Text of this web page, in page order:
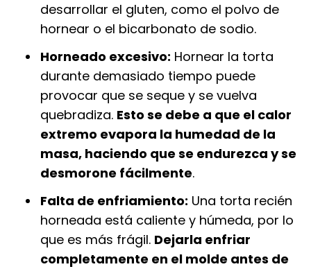
desarrollar el gluten, como el polvo de
hornear o el bicarbonato de sodio.
Horneado excesivo: Hornear la torta
durante demasiado tiempo puede
provocar que se seque y se vuelva
quebradiza. Esto se debe a que el calor
extremo evapora la humedad de la
masa, haciendo que se endurezca y se
desmorone fácilmente.
Falta de enfriamiento: Una torta recién
horneada está caliente y húmeda, por lo
que es más frágil. Dejarla enfriar
completamente en el molde antes de